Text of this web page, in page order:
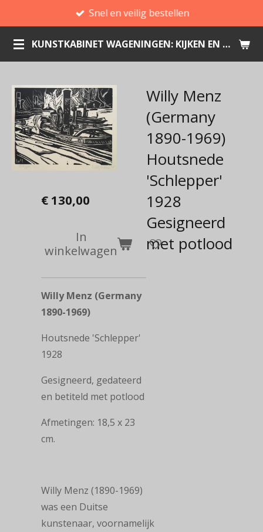
direct
naar
de
KUNSTKABINET WAGENINGEN: KIJKEN EN KOPEN
Snel en veilig bestellen
Willy Menz
(Germany
1890-1969)
Houtsnede
'Schlepper'
1928
Gesigneerd
met potlood
€ 130,00
In
winkelwagen
Willy Menz (Germany
1890-1969)
Houtsnede 'Schlepper'
1928
Gesigneerd, gedateerd
en betiteld met potlood
Afmetingen: 18,5 x 23
cm.
Willy Menz (1890-1969)
was een Duitse
kunstenaar, voornamelijk